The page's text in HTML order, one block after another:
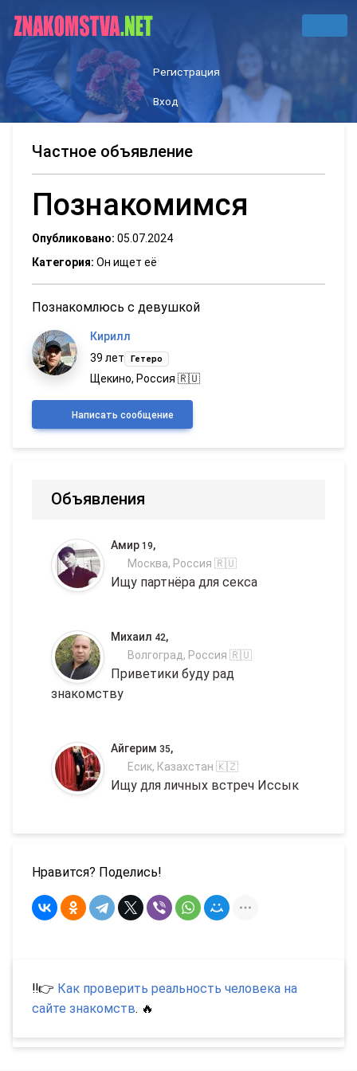
Регистрация
Вход
Частное объявление
Познакомимся
Опубликовано: 05.07.2024
Категория: Он ищет её
Познакомлюсь с девушкой
Кирилл
39 лет
Гетеро
Щекино, Россия 🇷🇺
Написать сообщение
Объявления
Амир 19,
Москва, Россия 🇷🇺
Ищу партнёра для секса
Михаил 42,
Волгоград, Россия 🇷🇺
Приветики буду рад
знакомству
Айгерим 35,
Есик, Казахстан 🇰🇿
Ищу для личных встреч Иссык
Нравится? Поделись!
‼️👉 Как проверить реальность человека на
сайте знакомств. 🔥